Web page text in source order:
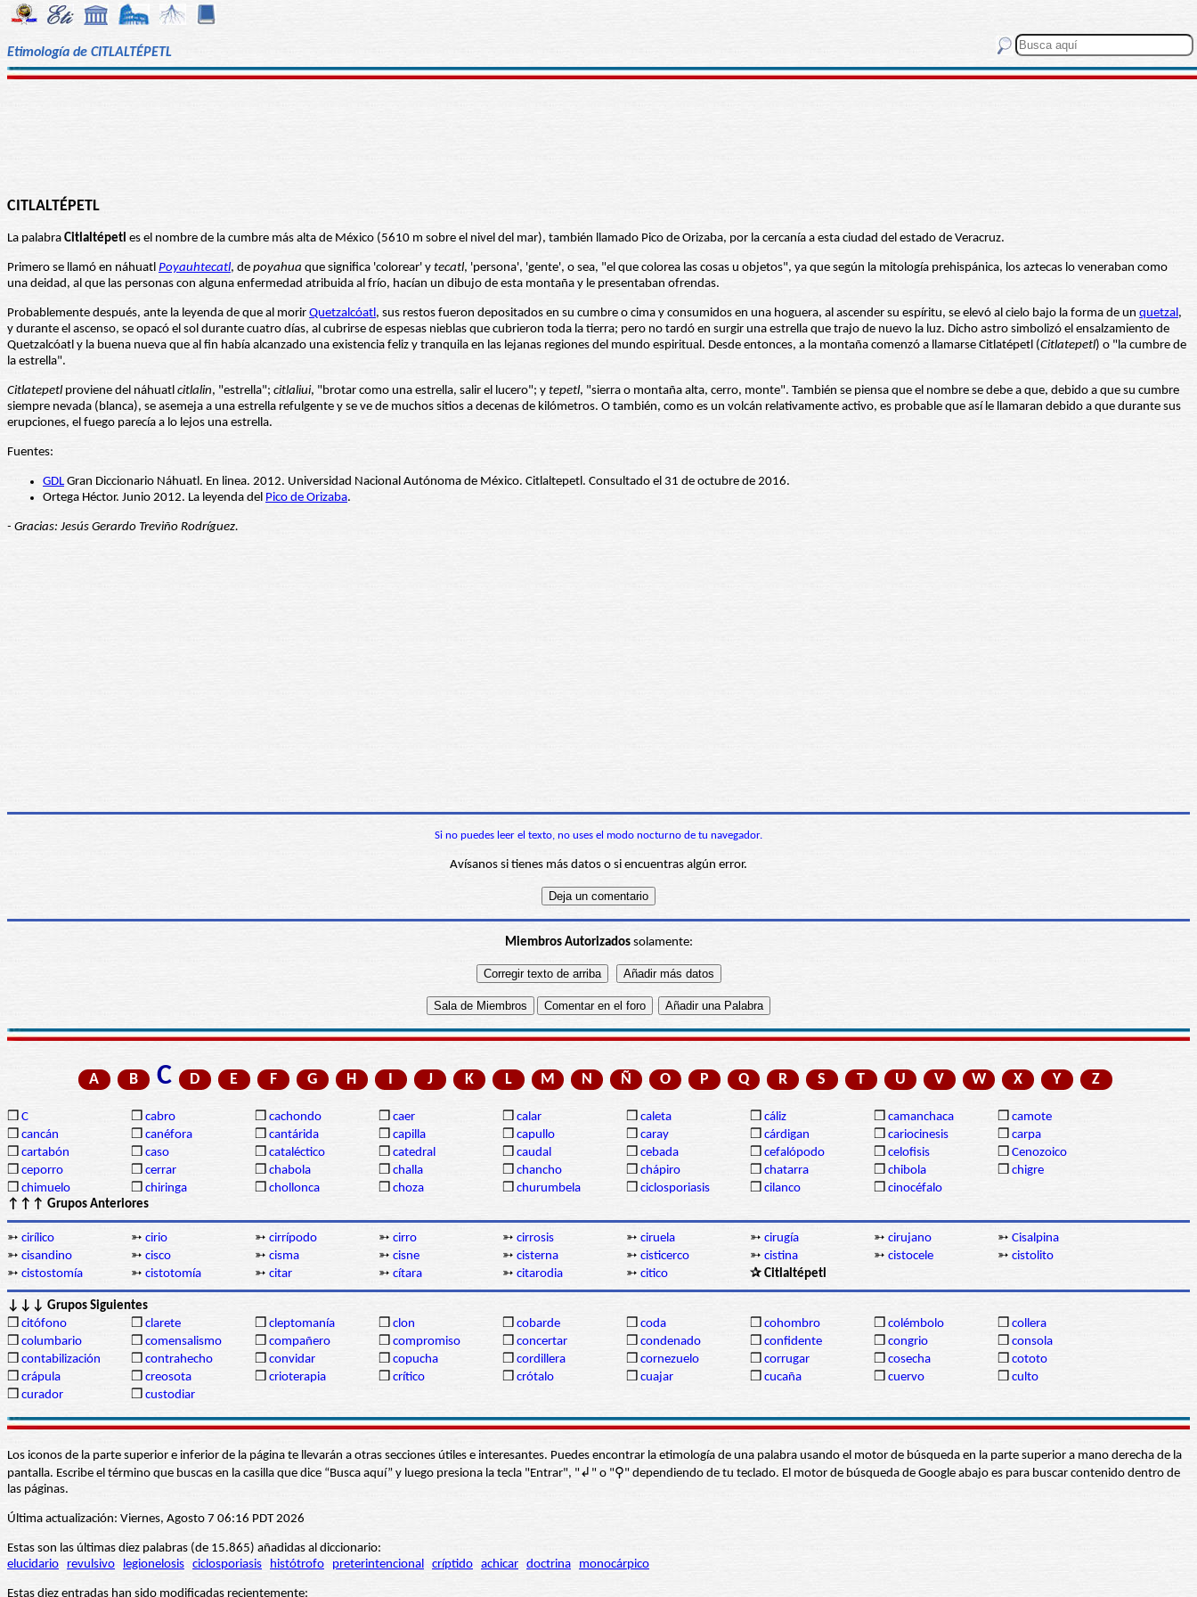
Etimología de CITLALTÉPETL
CITLALTÉPETL
La palabra Citlaltépetl es el nombre de la cumbre más alta de México (5610 m sobre el nivel del mar), también llamado Pico de Orizaba, por la cercanía a esta ciudad del estado de Veracruz.
Primero se llamó en náhuatl Poyauhtecatl, de poyahua que significa 'colorear' y tecatl, 'persona', 'gente', o sea, "el que colorea las cosas u objetos", ya que según la mitología prehispánica, los aztecas lo veneraban como
una deidad, al que las personas con alguna enfermedad atribuida al frío, hacían un dibujo de esta montaña y le presentaban ofrendas.
Probablemente después, ante la leyenda de que al morir Quetzalcóatl, sus restos fueron depositados en su cumbre o cima y consumidos en una hoguera, al ascender su espíritu, se elevó al cielo bajo la forma de un quetzal,
y durante el ascenso, se opacó el sol durante cuatro días, al cubrirse de espesas nieblas que cubrieron toda la tierra; pero no tardó en surgir una estrella que trajo de nuevo la luz. Dicho astro simbolizó el ensalzamiento de
Quetzalcóatl y la buena nueva que al fin había alcanzado una existencia feliz y tranquila en las lejanas regiones del mundo espiritual. Desde entonces, a la montaña comenzó a llamarse Citlatépetl (Citlatepetl) o "la cumbre de
la estrella".
Citlatepetl proviene del náhuatl citlalin, "estrella"; citlaliui, "brotar como una estrella, salir el lucero"; y tepetl, "sierra o montaña alta, cerro, monte". También se piensa que el nombre se debe a que, debido a que su cumbre
siempre nevada (blanca), se asemeja a una estrella refulgente y se ve de muchos sitios a decenas de kilómetros. O también, como es un volcán relativamente activo, es probable que así le llamaran debido a que durante sus
erupciones, el fuego parecía a lo lejos una estrella.
Fuentes:
GDL Gran Diccionario Náhuatl. En linea. 2012. Universidad Nacional Autónoma de México. Citlaltepetl. Consultado el 31 de octubre de 2016.
Ortega Héctor. Junio 2012. La leyenda del Pico de Orizaba.
- Gracias: Jesús Gerardo Treviño Rodríguez.
Si no puedes leer el texto, no uses el modo nocturno de tu navegador.
Avísanos si tienes más datos o si encuentras algún error.
Miembros Autorizadossolamente:
A B C D E F G H I J K L M N Ñ O P Q R S T U V W X Y Z
❒ C ❒ cabro ❒ cachondo ❒ caer ❒ calar ❒ caleta ❒ cáliz ❒ camanchaca ❒ camote
❒ cancán ❒ canéfora ❒ cantárida ❒ capilla ❒ capullo ❒ caray ❒ cárdigan ❒ cariocinesis ❒ carpa
❒ cartabón ❒ caso ❒ cataléctico ❒ catedral ❒ caudal ❒ cebada ❒ cefalópodo ❒ celofisis ❒ Cenozoico
❒ ceporro ❒ cerrar ❒ chabola ❒ challa ❒ chancho ❒ chápiro ❒ chatarra ❒ chibola ❒ chigre
❒ chimuelo ❒ chiringa ❒ chollonca ❒ choza ❒ churumbela ❒ ciclosporiasis ❒ cilanco ❒ cinocéfalo
↑↑↑ Grupos Anteriores
➳ cirílico ➳ cirio ➳ cirrípodo ➳ cirro ➳ cirrosis ➳ ciruela ➳ cirugía ➳ cirujano ➳ Cisalpina
➳ cisandino ➳ cisco ➳ cisma ➳ cisne ➳ cisterna ➳ cisticerco ➳ cistina ➳ cistocele ➳ cistolito
➳ cistostomía ➳ cistotomía ➳ citar ➳ cítara ➳ citarodia ➳ citico ✰ Citlaltépetl
↓↓↓ Grupos Siguientes
❒ citófono ❒ clarete ❒ cleptomanía ❒ clon ❒ cobarde ❒ coda ❒ cohombro ❒ colémbolo ❒ collera
❒ columbario ❒ comensalismo ❒ compañero ❒ compromiso ❒ concertar ❒ condenado ❒ confidente ❒ congrio ❒ consola
❒ contabilización ❒ contrahecho ❒ convidar ❒ copucha ❒ cordillera ❒ cornezuelo ❒ corrugar ❒ cosecha ❒ cototo
❒ crápula ❒ creosota ❒ crioterapia ❒ crítico ❒ crótalo ❒ cuajar ❒ cucaña ❒ cuervo ❒ culto
❒ curador ❒ custodiar
Los iconos de la parte superior e inferior de la página te llevarán a otras secciones útiles e interesantes. Puedes encontrar la etimología de una palabra usando el motor de búsqueda en la parte superior a mano derecha de la
pantalla. Escribe el término que buscas en la casilla que dice “Busca aquí” y luego presiona la tecla "Entrar", "↲" o "⚲" dependiendo de tu teclado. El motor de búsqueda de Google abajo es para buscar contenido dentro de
las páginas.
Última actualización: Viernes, Agosto 7 06:16 PDT 2026
Estas son las últimas diez palabras (de 15.865) añadidas al diccionario:
elucidario
revulsivo legionelosis ciclosporiasis histótrofo preterintencional críptido achicar doctrina monocárpico
Estas diez entradas han sido modificadas recientemente: